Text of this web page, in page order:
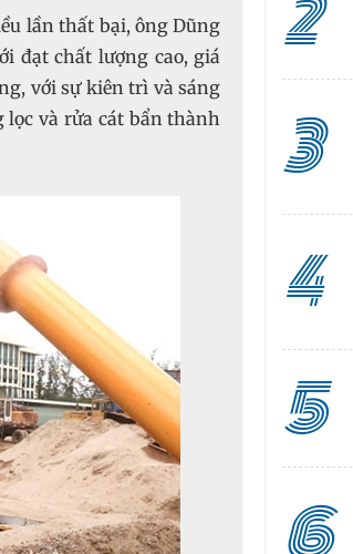
lần thất bại, ông Dũng
đạt chất lượng cao, giá
với sự kiên trì và sáng
lọc và rửa cát bẩn thành
2
3
4
5
6